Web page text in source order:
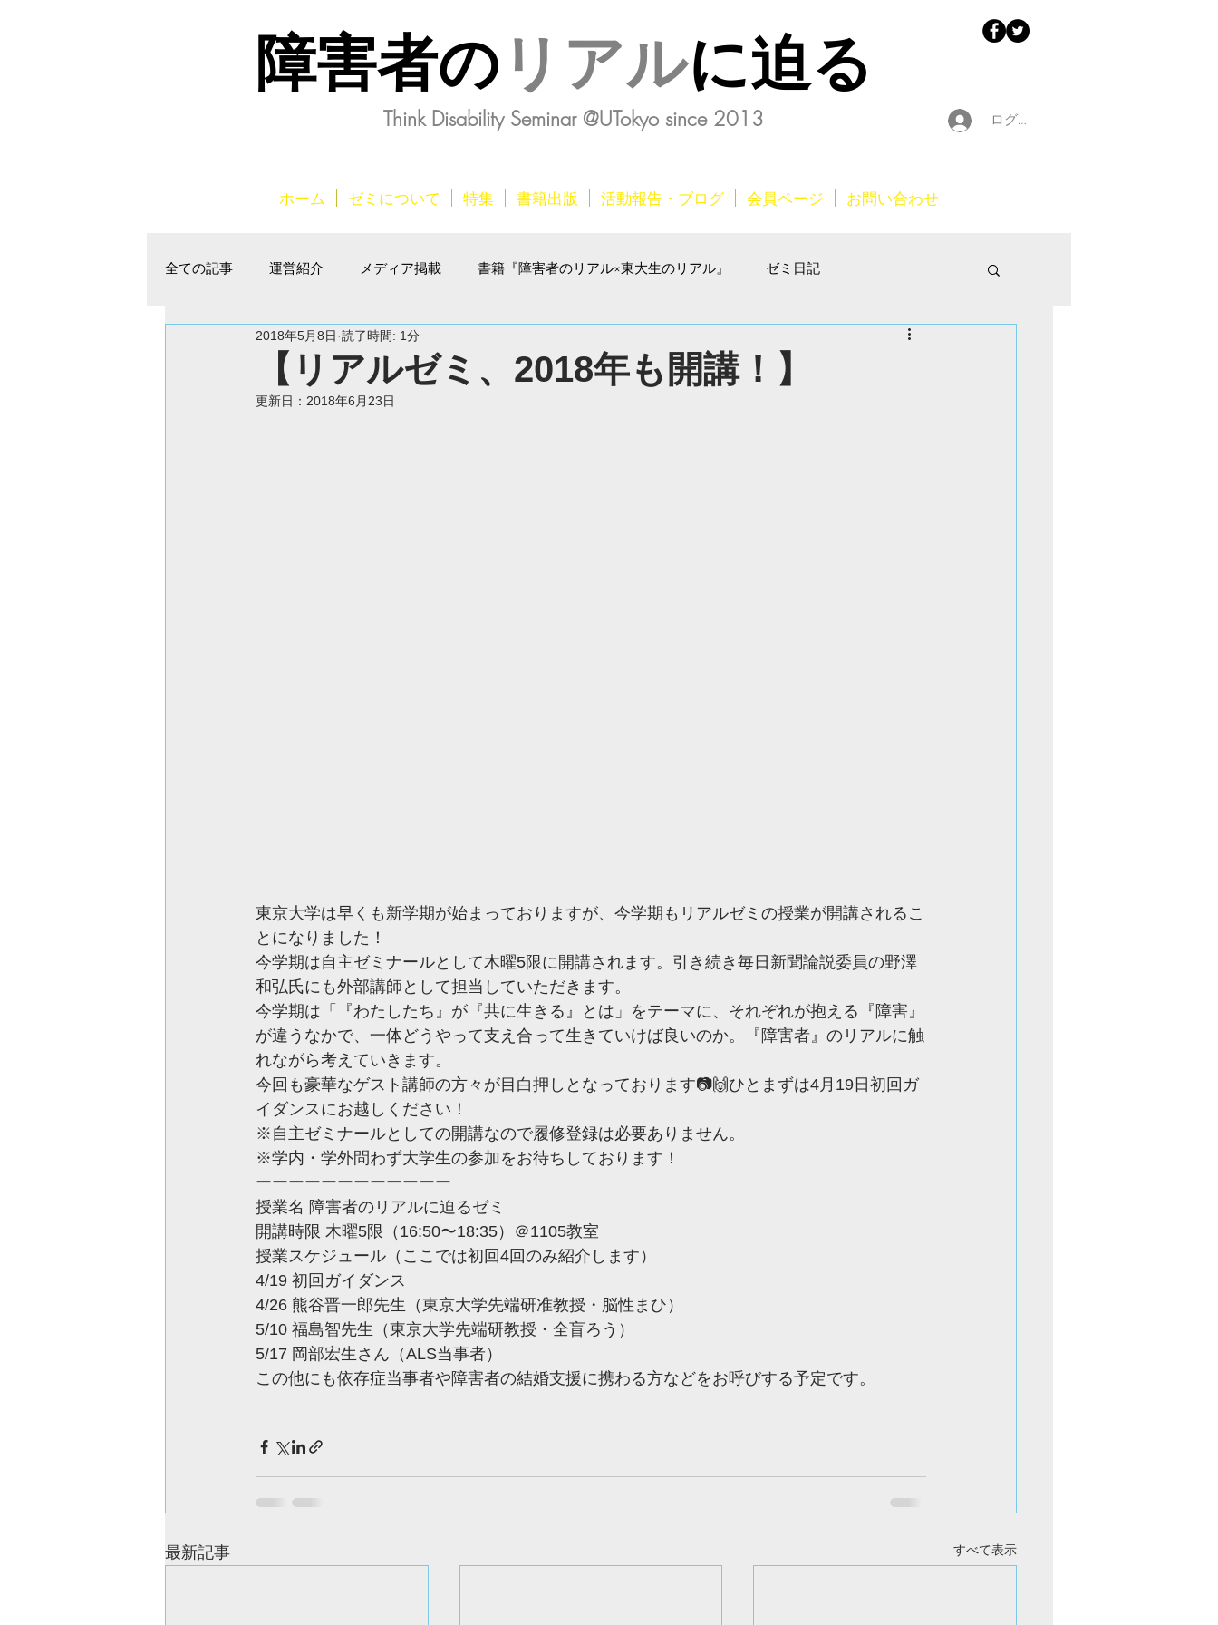
障害者の リアルに迫る
Think Disability Seminar @UTokyo since 2013 ログイン
ホーム ゼミについて 特集 書籍出版 活動報告・ブログ 会員ページ お問い合わせ
全ての記事 運営紹介 メディア掲載 書籍『障害者のリアル×東大生のリアル』 ゼミ日記
【リアルゼミ、2018年も開講！】
2018年5月8日 読了時間: 1分
更新日： 2018年6月23日
東京大学は早くも新学期が始まっておりますが、今学期もリアルゼミの授業が開講されるこ
とになりました！
今学期は自主ゼミナールとして木曜5限に開講されます。引き続き毎日新聞論説委員の野澤
和弘氏にも外部講師として担当していただきます。
今学期は「『わたしたち』が『共に生きる』とは」をテーマに、それぞれが抱える『障害』
が違うなかで、一体どうやって支え合って生きていけば良いのか。『障害者』のリアルに触
れながら考えていきます。
今回も豪華なゲスト講師の方々が目白押しとなっております📷🙌ひとまずは4月19日初回ガ
イダンスにお越しください！
※自主ゼミナールとしての開講なので履修登録は必要ありません。
※学内・学外問わず大学生の参加をお待ちしております！
ーーーーーーーーーーーー
授業名 障害者のリアルに迫るゼミ
開講時限 木曜5限（16:50〜18:35）＠1105教室
授業スケジュール（ここでは初回4回のみ紹介します）
4/19 初回ガイダンス
4/26 熊谷晋一郎先生（東京大学先端研准教授・脳性まひ）
5/10 福島智先生（東京大学先端研教授・全盲ろう）
5/17 岡部宏生さん（ALS当事者）
この他にも依存症当事者や障害者の結婚支援に携わる方などをお呼びする予定です。
最新記事 すべて表示